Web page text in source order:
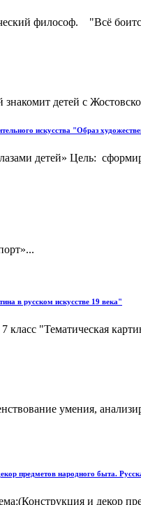
философ. "Всё
знакомит детей с
искусства "Образ
детей» Цель:
в русском искусстве 19 века"
7 класс "Тематическая
умения,
предметов народного быта.
и декор